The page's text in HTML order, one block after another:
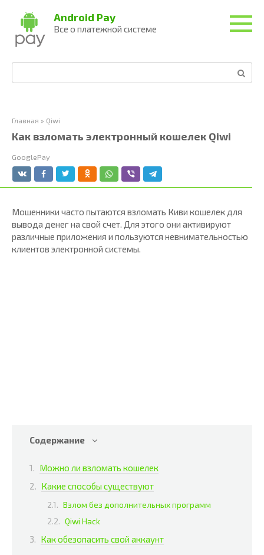
контенту
Android Pay
Все о платежной системе
Главная » Qiwi
Как взломать электронный кошелек Qiwi
GooglePay
Мошенники часто пытаются взломать Киви кошелек для
вывода денег на свой счет. Для этого они активируют
различные приложения и пользуются невнимательностью
клиентов электронной системы.
Содержание
Можно ли взломать кошелек
Какие способы существуют
Взлом без дополнительных программ
Qiwi Hack
Как обезопасить свой аккаунт